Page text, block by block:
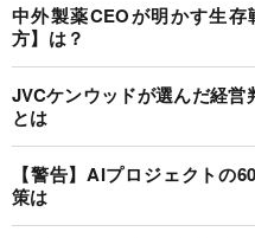
中外製薬CEOが明かす生
方】は？
JVCケンウッドが選んだ経
とは
【警告】AIプロジェクトの
策は